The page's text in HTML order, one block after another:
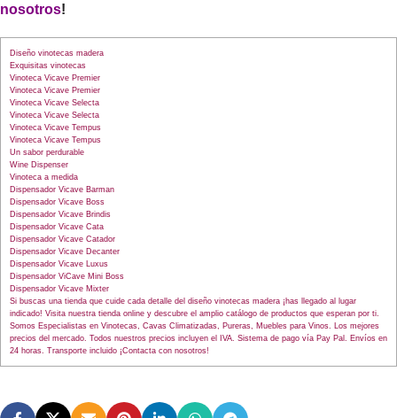
nosotros!
Diseño vinotecas madera
Exquisitas vinotecas
Vinoteca Vicave Premier
Vinoteca Vicave Premier
Vinoteca Vicave Selecta
Vinoteca Vicave Selecta
Vinoteca Vicave Tempus
Vinoteca Vicave Tempus
Un sabor perdurable
Wine Dispenser
Vinoteca a medida
Dispensador Vicave Barman
Dispensador Vicave Boss
Dispensador Vicave Brindis
Dispensador Vicave Cata
Dispensador Vicave Catador
Dispensador Vicave Decanter
Dispensador Vicave Luxus
Dispensador ViCave Mini Boss
Dispensador Vicave Mixter
Si buscas una tienda que cuide cada detalle del diseño vinotecas madera ¡has llegado al lugar
indicado! Visita nuestra tienda online y descubre el amplio catálogo de productos que esperan por ti.
Somos Especialistas en Vinotecas, Cavas Climatizadas, Pureras, Muebles para Vinos. Los mejores
precios del mercado. Todos nuestros precios incluyen el IVA. Sistema de pago vía Pay Pal. Envíos en
24 horas. Transporte incluido ¡Contacta con nosotros!